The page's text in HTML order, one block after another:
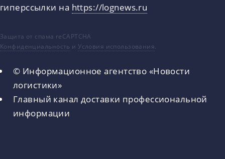
гиперссылки на https://lognews.ru
Защита от спама reCAPTCHA
Конфиденциальность иУсловия использования.
© Информационное агентство «Новости
логистики»
Главный канал доставки профессиональной
информации